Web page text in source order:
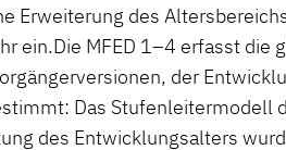
Erweiterung des
ein.Die MFED 1–4 erfasst die
der
Das Stufenleitermodell
des Entwicklungsalters